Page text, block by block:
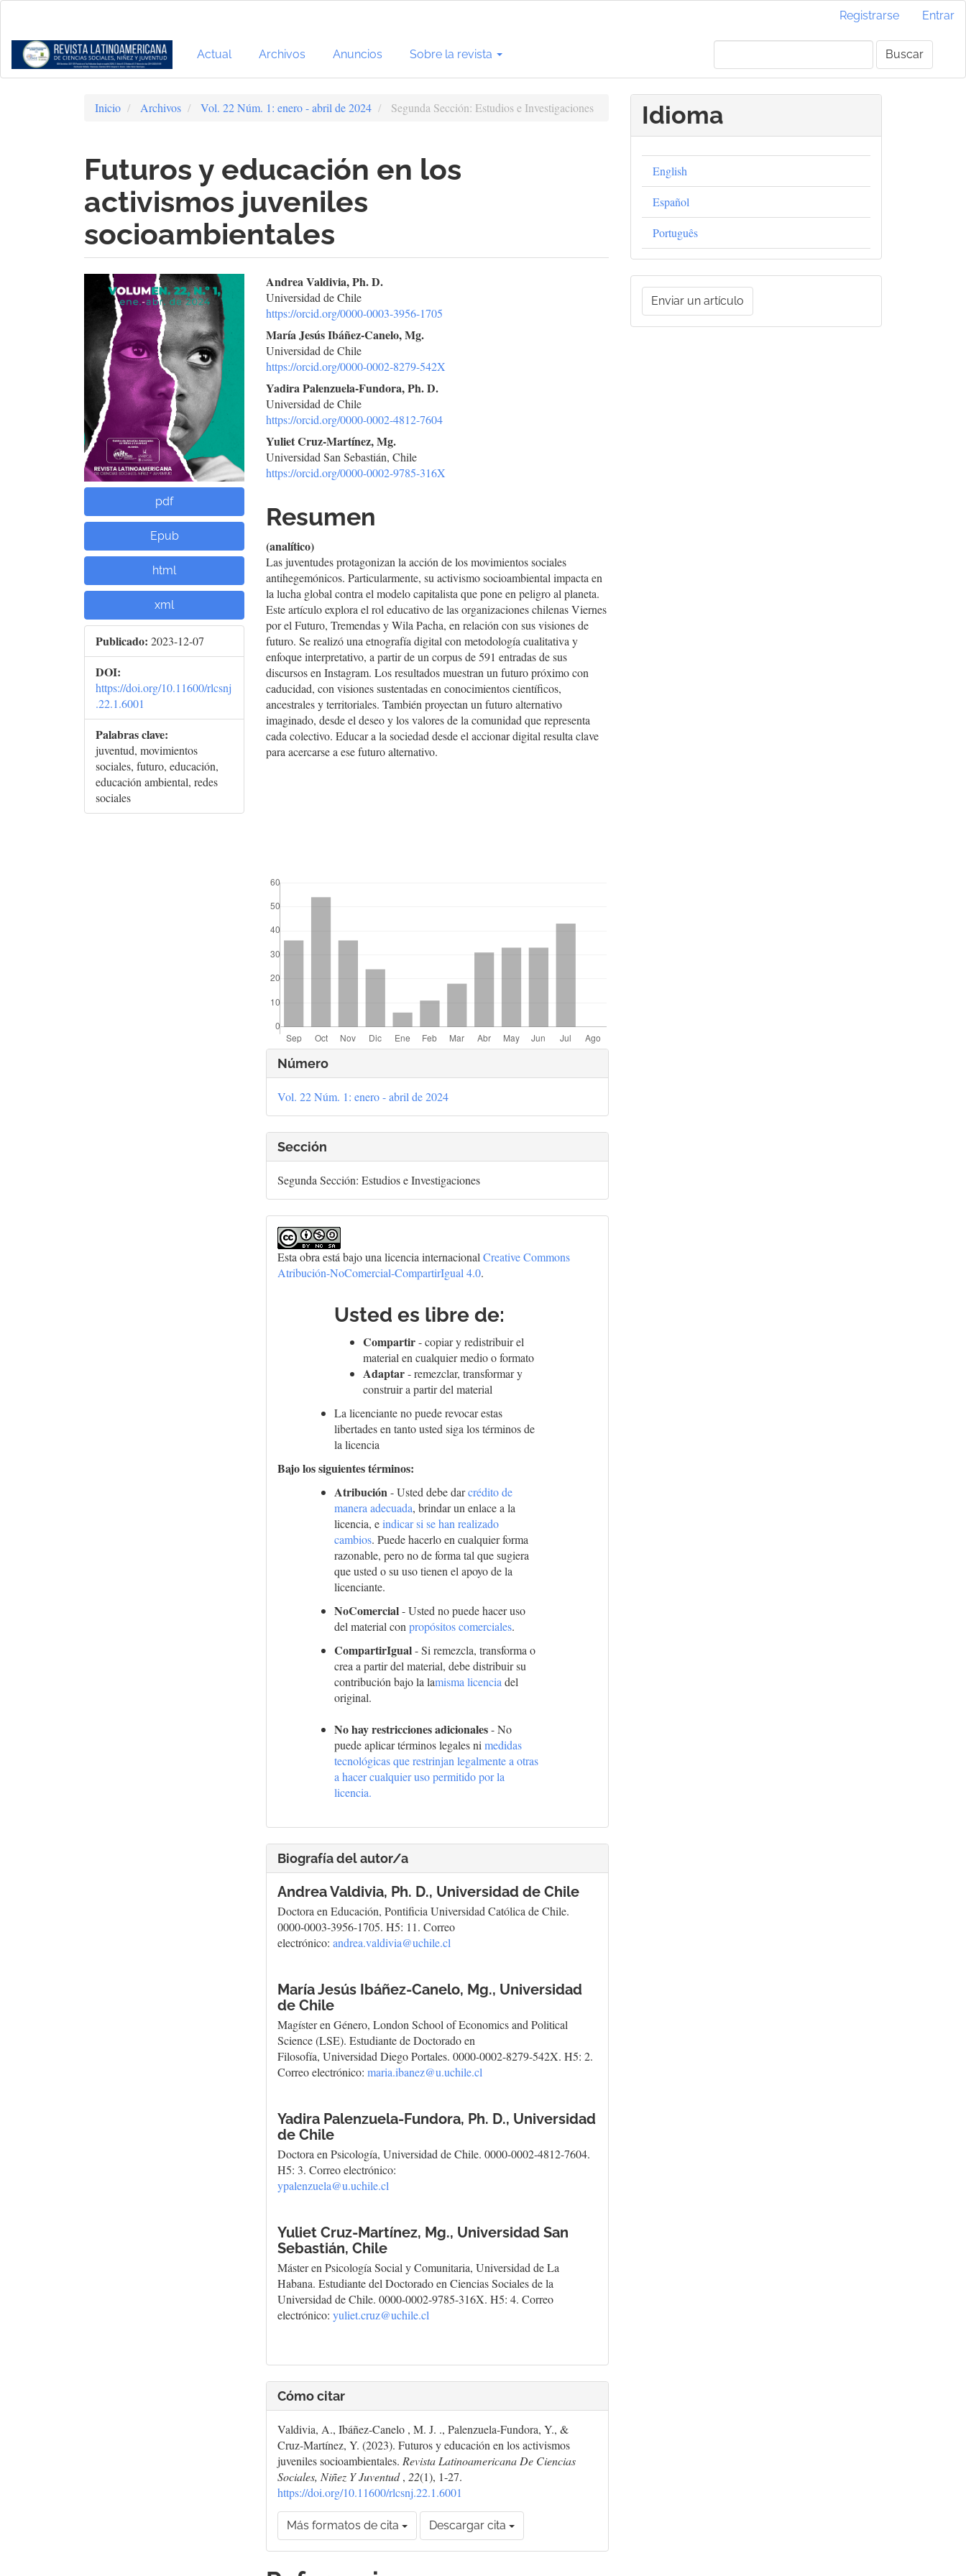
Contenido
principal
Barra
Registrarse Entrar
Actual Archivos Anuncios Sobre la revista Buscar
Inicio Archivos Vol. 22 Núm. 1: enero - abril de 2024 Segunda Sección: Estudios e Investigaciones
Futuros y educación en los
activismos juveniles
socioambientales
Barra
lateral
del
artículo
pdf
Epub
html
xml
Publicado: 2023-12-07
DOI:
https://doi.org/10.11600/rlcsnj
.22.1.6001
Palabras clave:
juventud, movimientos
sociales, futuro, educación,
educación ambiental, redes
sociales
Contenido
principal
del
artículo
Andrea Valdivia, Ph. D.
Universidad de Chile
https://orcid.org/0000-0003-3956-1705
María Jesús Ibáñez-Canelo, Mg.
Universidad de Chile
https://orcid.org/0000-0002-8279-542X
Yadira Palenzuela-Fundora, Ph. D.
Universidad de Chile
https://orcid.org/0000-0002-4812-7604
Yuliet Cruz-Martínez, Mg.
Universidad San Sebastián, Chile
https://orcid.org/0000-0002-9785-316X
Resumen
(analítico)
Las juventudes protagonizan la acción de los movimientos sociales
antihegemónicos. Particularmente, su activismo socioambiental impacta en
la lucha global contra el modelo capitalista que pone en peligro al planeta.
Este artículo explora el rol educativo de las organizaciones chilenas Viernes
por el Futuro, Tremendas y Wila Pacha, en relación con sus visiones de
futuro. Se realizó una etnografía digital con metodología cualitativa y
enfoque interpretativo, a partir de un corpus de 591 entradas de sus
discursos en Instagram. Los resultados muestran un futuro próximo con
caducidad, con visiones sustentadas en conocimientos científicos,
ancestrales y territoriales. También proyectan un futuro alternativo
imaginado, desde el deseo y los valores de la comunidad que representa
cada colectivo. Educar a la sociedad desde el accionar digital resulta clave
para acercarse a ese futuro alternativo.
Detalles
del
artículo
Número
Vol. 22 Núm. 1: enero - abril de 2024
Sección
Segunda Sección: Estudios e Investigaciones
Esta obra está bajo una licencia internacionalCreative Commons
Atribución-NoComercial-CompartirIgual 4.0.
Usted es libre de:
Compartir- copiar y redistribuir el
material en cualquier medio o formato
Adaptar- remezclar, transformar y
construir a partir del material
La licenciante no puede revocar estas
libertades en tanto usted siga los términos de
la licencia
Bajo los siguientes términos:
Atribución- Usted debe darcrédito de
manera adecuada, brindar un enlace a la
licencia, eindicar si se han realizado
cambios. Puede hacerlo en cualquier forma
razonable, pero no de forma tal que sugiera
que usted o su uso tienen el apoyo de la
licenciante.
NoComercial- Usted no puede hacer uso
del material conpropósitos comerciales.
CompartirIgual- Si remezcla, transforma o
crea a partir del material, debe distribuir su
contribución bajo la lamisma licencia del
original.
No hay restricciones adicionales- No
puede aplicar términos legales nimedidas
tecnológicas que restrinjan legalmente a otras
a hacer cualquier uso permitido por la
licencia.
Biografía del autor/a
Andrea Valdivia, Ph. D., Universidad de Chile
Doctora en Educación, Pontificia Universidad Católica de Chile.
0000-0003-3956-1705. H5: 11. Correo
electrónico:andrea.valdivia@uchile.cl
María Jesús Ibáñez-Canelo, Mg., Universidad
de Chile
Magíster en Género, London School of Economics and Political
Science (LSE). Estudiante de Doctorado en
Filosofía, Universidad Diego Portales. 0000-0002-8279-542X. H5: 2.
Correo electrónico:maria.ibanez@u.uchile.cl
Yadira Palenzuela-Fundora, Ph. D., Universidad
de Chile
Doctora en Psicología, Universidad de Chile. 0000-0002-4812-7604.
H5: 3. Correo electrónico:
ypalenzuela@u.uchile.cl
Yuliet Cruz-Martínez, Mg., Universidad San
Sebastián, Chile
Máster en Psicología Social y Comunitaria, Universidad de La
Habana. Estudiante del Doctorado en Ciencias Sociales de la
Universidad de Chile. 0000-0002-9785-316X. H5: 4. Correo
electrónico:yuliet.cruz@uchile.cl
Cómo citar
Valdivia, A., Ibáñez-Canelo , M. J. ., Palenzuela-Fundora, Y., &
Cruz-Martínez, Y. (2023). Futuros y educación en los activismos
juveniles socioambientales. Revista Latinoamericana De Ciencias
Sociales, Niñez Y Juventud, 22(1), 1-27.
https://doi.org/10.11600/rlcsnj.22.1.6001
Más formatos de cita Descargar cita
Idioma
English
Español
Português
Enviar
unEnviar un artículo